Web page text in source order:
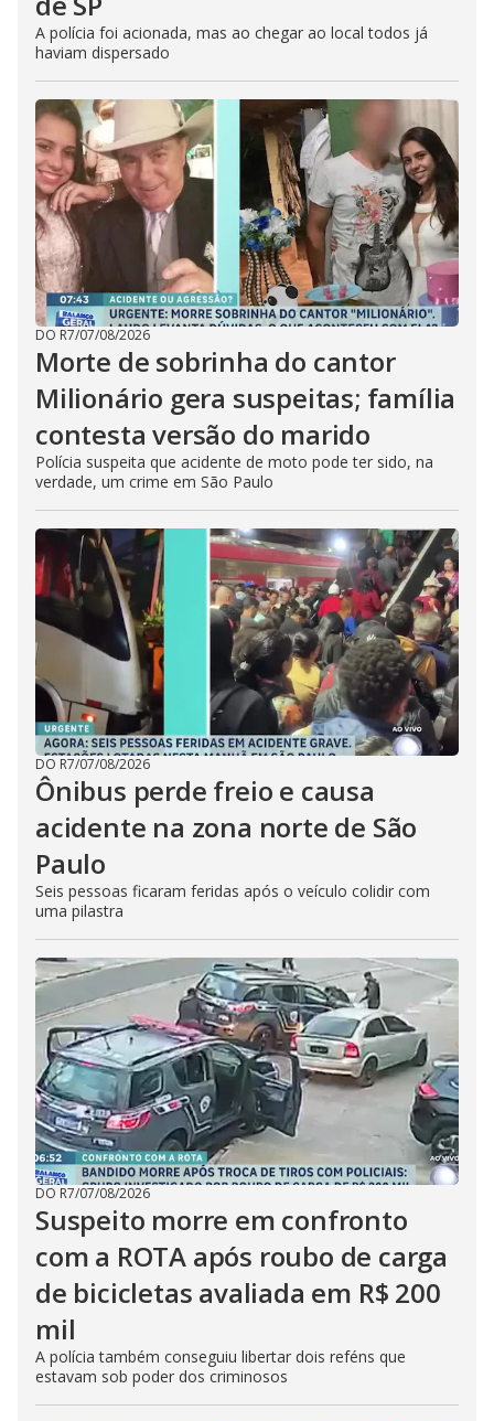
A polícia foi acionada, mas ao chegar ao local todos já
haviam dispersado
DO R7/07/08/2026
Morte de sobrinha do cantor
Milionário gera suspeitas; família
contesta versão do marido
Polícia suspeita que acidente de moto pode ter sido, na
verdade, um crime em São Paulo
DO R7/07/08/2026
Ônibus perde freio e causa
acidente na zona norte de São
Paulo
Seis pessoas ficaram feridas após o veículo colidir com
uma pilastra
DO R7/07/08/2026
Suspeito morre em confronto
com a ROTA após roubo de carga
de bicicletas avaliada em R$ 200
mil
A polícia também conseguiu libertar dois reféns que
estavam sob poder dos criminosos